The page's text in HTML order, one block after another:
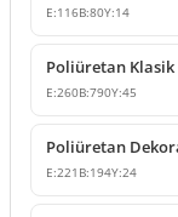
E:116B:80Y:14
E:260B:790Y:45
E:221 B:194Y:24